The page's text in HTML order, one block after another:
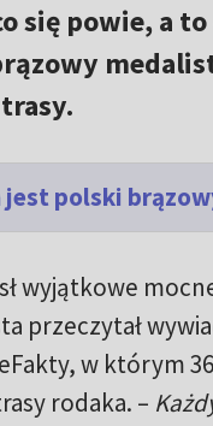
się powie, a
jest polski
wyjątkowe
przeczytał
w którym
rodaka. –